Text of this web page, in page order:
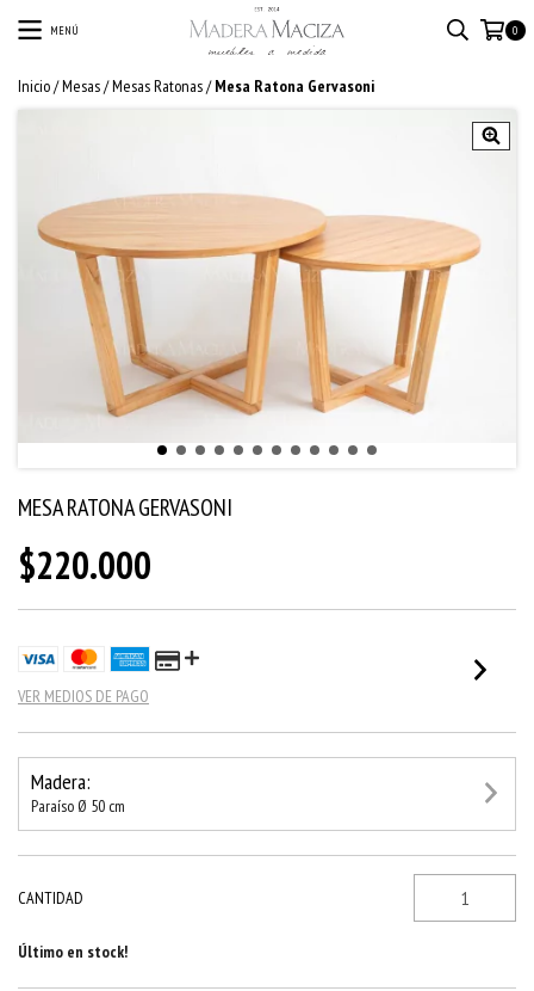
MENÚ 0
Inicio/Mesas/Mesas Ratonas/ Mesa Ratona Gervasoni
MESA RATONA GERVASONI
$220.000
VER MEDIOS DE PAGO
Madera:
Paraíso Ø 50 cm
CANTIDAD
Último en stock!